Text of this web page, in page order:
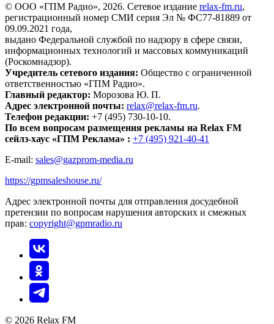
© ООО «ГПМ Радио», 2026. Сетевое издание relax-fm.ru,
регистрационный номер СМИ серия Эл № ФС77-81889 от
09.09.2021 года,
выдано Федеральной службой по надзору в сфере связи,
информационных технологий и массовых коммуникаций
(Роскомнадзор).
Учредитель сетевого издания: Общество с ограниченной
ответственностью «ГПМ Радио».
Главный редактор: Морозова Ю. П.
Адрес электронной почты: relax@relax-fm.ru.
Телефон редакции: +7 (495) 730-10-10.
По всем вопросам размещения рекламы на Relax FM
сейлз-хаус «ГПМ Реклама» : +7 (495) 921-40-41
E-mail: sales@gazprom-media.ru
https://gpmsaleshouse.ru/
Адрес электронной почты для отправления досудебной
претензии по вопросам нарушения авторских и смежных
прав: copyright@gpmradio.ru
© 2026 Relax FM